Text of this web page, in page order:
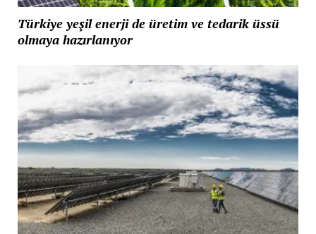
Türkiye yeşil enerji de üretim ve tedarik üssü
olmaya hazırlanıyor